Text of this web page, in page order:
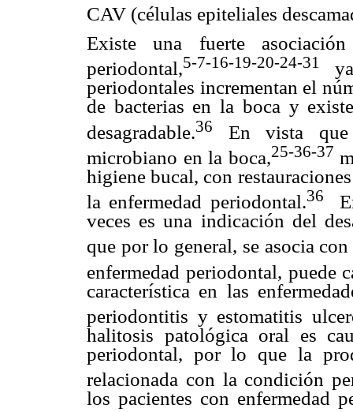
CAV (células epiteliales
Existe una fuerte
periodontal,5-7-16-19-20-24-31
periodontales incrementan el
de bacterias en la boca y
desagradable.36
En vista que
microbiano en la boca,25-36-37
higiene bucal, con
la enfermedad periodontal.36
veces es una indicación del
que por lo general, se asocia
enfermedad periodontal, puede
característica en las
periodontitis y estomatitis
halitosis patológica oral es
periodontal, por lo que la
relacionada con la condición
los pacientes con enfermedad